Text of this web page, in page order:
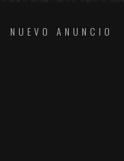
NUEVO ANUNCIO